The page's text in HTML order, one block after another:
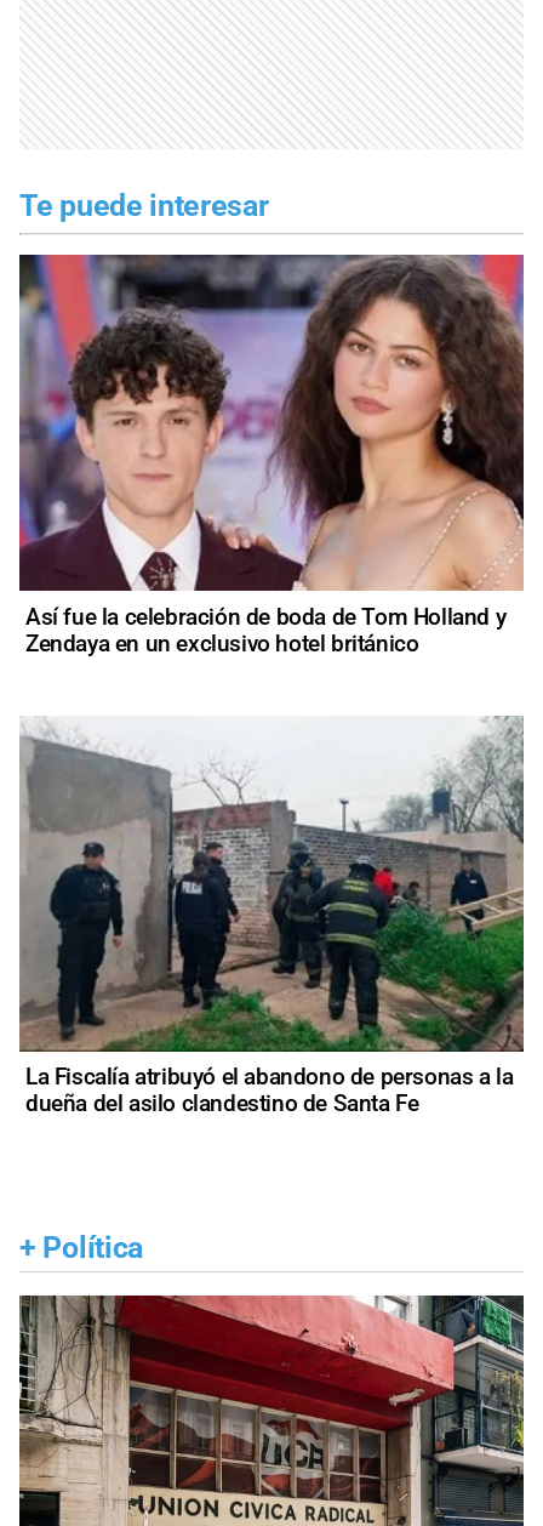
Te puede interesar
Así fue la celebración de boda de Tom Holland y
Zendaya en un exclusivo hotel británico
La Fiscalía atribuyó el abandono de personas a la
dueña del asilo clandestino de Santa Fe
+ Política